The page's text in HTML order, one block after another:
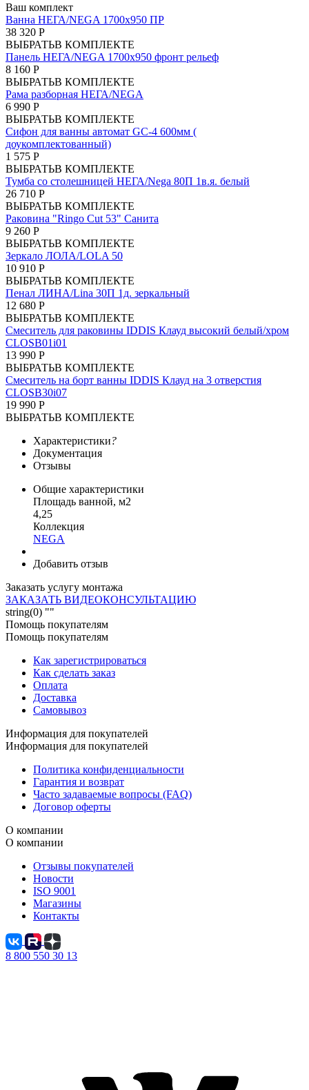
Ваш комплект
Ванна НЕГА/NEGA 1700х950 ПР
38 320 Р
ВЫБРАТЬВ КОМПЛЕКТЕ
Панель НЕГА/NEGA 1700х950 фронт рельеф
8 160 Р
ВЫБРАТЬВ КОМПЛЕКТЕ
Рама разборная НЕГА/NEGA
6 990 Р
ВЫБРАТЬВ КОМПЛЕКТЕ
Сифон для ванны автомат GC-4 600мм (
доукомплектованный)
1 575 Р
ВЫБРАТЬВ КОМПЛЕКТЕ
Тумба со столешницей НЕГА/Nega 80П 1в.я. белый
26 710 Р
ВЫБРАТЬВ КОМПЛЕКТЕ
Раковина "Ringo Cut 53" Санита
9 260 Р
ВЫБРАТЬВ КОМПЛЕКТЕ
Зеркало ЛОЛА/LOLA 50
10 910 Р
ВЫБРАТЬВ КОМПЛЕКТЕ
Пенал ЛИНА/Lina 30П 1д. зеркальный
12 680 Р
ВЫБРАТЬВ КОМПЛЕКТЕ
Смеситель для раковины IDDIS Клауд высокий белый/хром
CLOSB01i01
13 990 Р
ВЫБРАТЬВ КОМПЛЕКТЕ
Смеситель на борт ванны IDDIS Клауд на 3 отверстия
CLOSB30i07
19 990 Р
ВЫБРАТЬВ КОМПЛЕКТЕ
Характеристики?
Документация
Отзывы
Общие характеристики
Площадь ванной, м2
4,25
Коллекция
NEGA
Добавить отзыв
Заказать услугу монтажа
ЗАКАЗАТЬ ВИДЕОКОНСУЛЬТАЦИЮ
string(0) ""
Помощь покупателям
Помощь покупателям
Как зарегистрироваться
Как сделать заказ
Оплата
Доставка
Самовывоз
Информация для покупателей
Информация для покупателей
Политика конфиденциальности
Гарантия и возврат
Часто задаваемые вопросы (FAQ)
Договор оферты
О компании
О компании
Отзывы покупателей
Новости
ISO 9001
Магазины
Контакты
8 800 550 30 13